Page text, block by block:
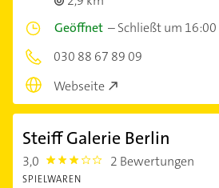
Geöffnet –Schließt um 16:00
030 88 67 89 09
Webseite
Steiff Galerie Berlin
3,0 3.0 2 Bewertungen
SPIELWAREN